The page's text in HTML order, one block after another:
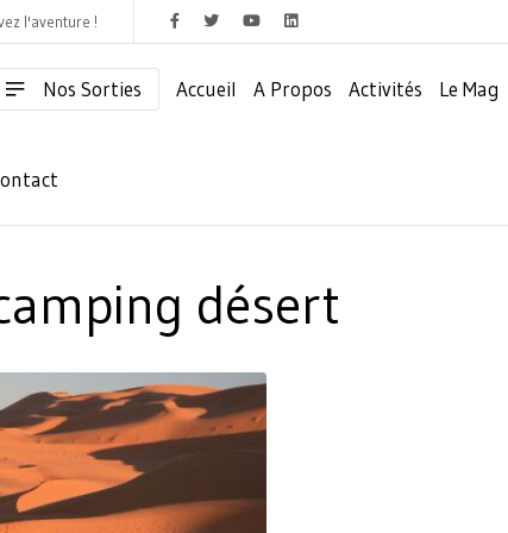
l'aventure !
Nos Sorties Accueil A Propos Activités Le Mag
désert